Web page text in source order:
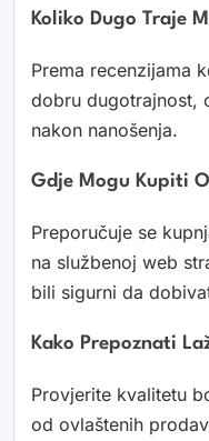
Koliko Dugo Traje
Prema recenzijama
dobru dugotrajnost,
nakon nanošenja.
Gdje Mogu Kupiti
Preporučuje se
na službenoj web
bili sigurni da
Kako Prepoznati
Provjerite kvalitetu
od ovlaštenih